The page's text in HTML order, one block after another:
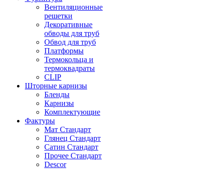
Вентиляционные
решетки
Декоративные
обводы для труб
Обвод для труб
Платформы
Термокольца и
термоквадраты
CLIP
Шторные карнизы
Бленды
Карнизы
Комплектующие
Фактуры
Мат Стандарт
Глянец Стандарт
Сатин Стандарт
Прочее Стандарт
Descor